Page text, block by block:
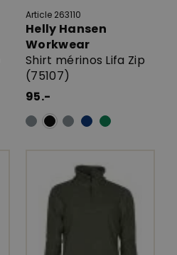
Article 263110
Helly Hansen
Workwear
Shirt mérinos Lifa Zip
(75107)
95.-